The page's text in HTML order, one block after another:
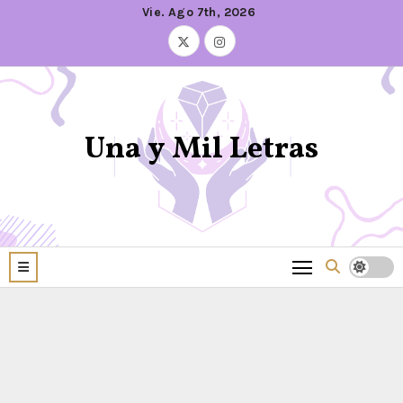
Vie. Ago 7th, 2026
Una y Mil Letras